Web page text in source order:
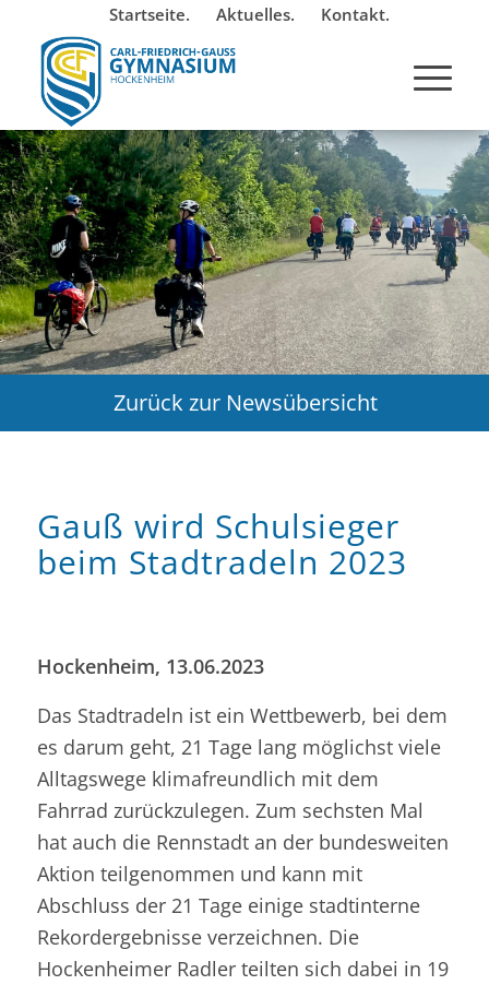
Startseite. Aktuelles. Kontakt.
Zurück zur Newsübersicht
Gauß wird Schulsieger
beim Stadtradeln 2023
Hockenheim, 13.06.2023
Das Stadtradeln ist ein Wettbewerb, bei dem
es darum geht, 21 Tage lang möglichst viele
Alltagswege klimafreundlich mit dem
Fahrrad zurückzulegen. Zum sechsten Mal
hat auch die Rennstadt an der bundesweiten
Aktion teilgenommen und kann mit
Abschluss der 21 Tage einige stadtinterne
Rekordergebnisse verzeichnen. Die
Hockenheimer Radler teilten sich dabei in 19